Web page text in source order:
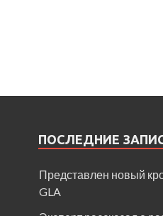
ПОСЛЕДНИЕ
Представлен новый
GLA